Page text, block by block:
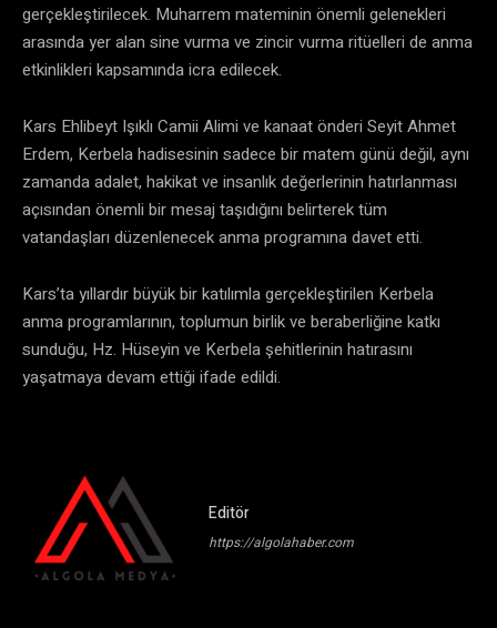
gerçekleştirilecek. Muharrem mateminin önemli gelenekleri
arasında yer alan sine vurma ve zincir vurma ritüelleri de anma
etkinlikleri kapsamında icra edilecek.
Kars Ehlibeyt Işıklı Camii Alimi ve kanaat önderi Seyit Ahmet
Erdem, Kerbela hadisesinin sadece bir matem günü değil, aynı
zamanda adalet, hakikat ve insanlık değerlerinin hatırlanması
açısından önemli bir mesaj taşıdığını belirterek tüm
vatandaşları düzenlenecek anma programına davet etti.
Kars’ta yıllardır büyük bir katılımla gerçekleştirilen Kerbela
anma programlarının, toplumun birlik ve beraberliğine katkı
sunduğu, Hz. Hüseyin ve Kerbela şehitlerinin hatırasını
yaşatmaya devam ettiği ifade edildi.
Editör
https://algolahaber.com